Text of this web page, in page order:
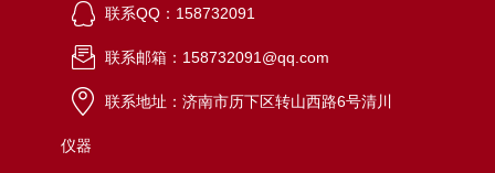
联系QQ：158732091
联系邮箱：158732091@qq.com
联系地址：济南市历下区转山西路6号清川
仪器